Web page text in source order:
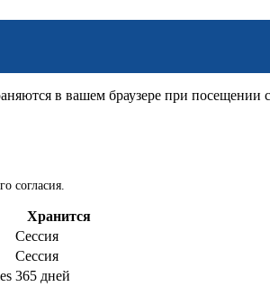
в вашем браузере при посещении
согласия.
Хранится
Сессия
Сессия
365 дней